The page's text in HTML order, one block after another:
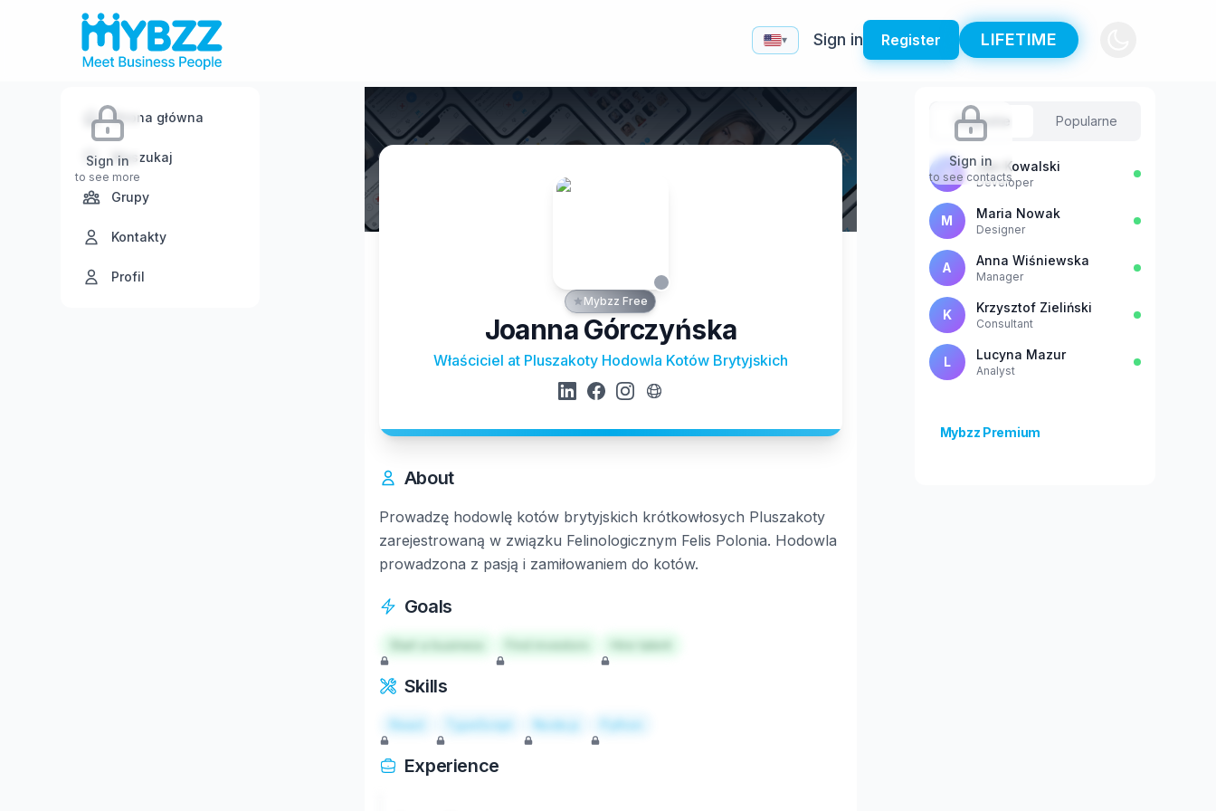
▾ Sign in Register LIFETIME
Sign in
to see more
Strona główna
Wyszukaj
Grupy
Kontakty
Profil
Mybzz Free
Joanna Górczyńska
Właściciel at Pluszakoty Hodowla Kotów Brytyjskich
About
Prowadzę hodowlę kotów brytyjskich krótkowłosych Pluszakoty
zarejestrowaną w związku Felinologicznym Felis Polonia. Hodowla
prowadzona z pasją i zamiłowaniem do kotów.
Goals
Start a business Hire talent
Skills
React TypeScript Node.js Python
Experience
Sign in
to see contacts
Sugestie Popularne
J Jan Kowalski
Developer
M Maria Nowak
Designer
A Anna Wiśniewska
Manager
K Krzysztof Zieliński
Consultant
L Lucyna Mazur
Analyst
Mybzz Premium